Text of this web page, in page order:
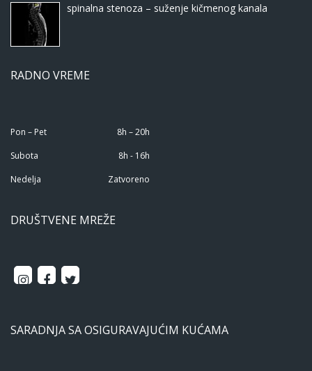
spinalna stenoza – suženje kičmenog kanala
RADNO VREME
Pon – Pet
8h – 20h
Subota
8h - 16h
Nedelja
Zatvoreno
DRUŠTVENE MREŽE
SARADNJA SA OSIGURAVAJUĆIM KUĆAMA